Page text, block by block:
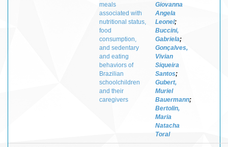
meals
associated with
nutritional status,
food
consumption,
and sedentary
and eating
behaviors of
Brazilian
schoolchildren
and their
caregivers
Giovanna
Angela
Leonel;
Buccini,
Gabriela;
Gonçalves,
Vivian
Siqueira
Santos;
Gubert,
Muriel
Bauermann;
Bertolin,
Maria
Natacha
Toral